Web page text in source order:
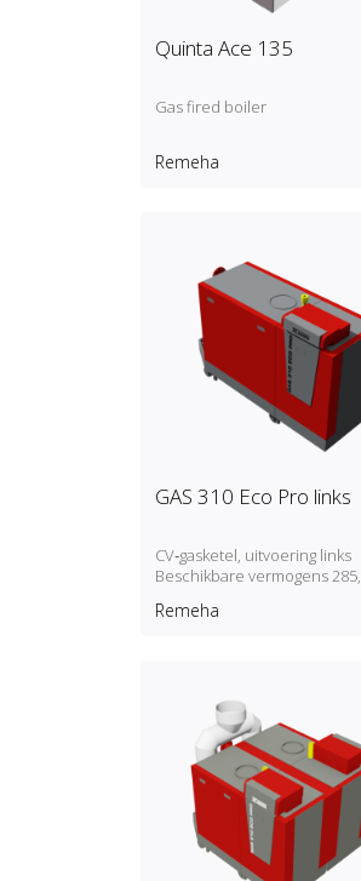
Quinta Ace 135
Gas fired boiler
Remeha
GAS 310 Eco Pro links
CV‑gasketel, uitvoering links
Beschikbare vermogens 285,
Remeha